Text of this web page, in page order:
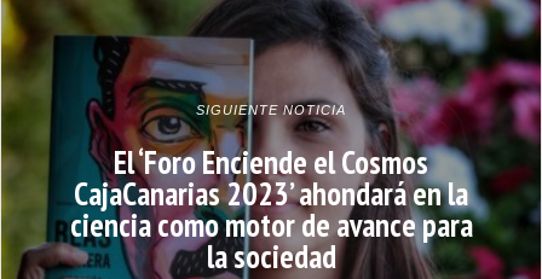
SIGUIENTE NOTICIA
El ‘Foro Enciende el Cosmos
CajaCanarias 2023’ ahondará en la
ciencia como motor de avance para
la sociedad